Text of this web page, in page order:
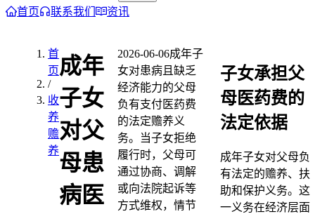
首页 联系我们 资讯
首
页
/
收
养
赡
养
成年
子女
对父
母患
病医
2026-06-06成年子
女对患病且缺乏
经济能力的父母
负有支付医药费
的法定赡养义
务。当子女拒绝
履行时，父母可
通过协商、调解
或向法院起诉等
方式维权，情节
子女承担父
母医药费的
法定依据
成年子女对父母负
有法定的赡养、扶
助和保护义务。这
一义务在经济层面